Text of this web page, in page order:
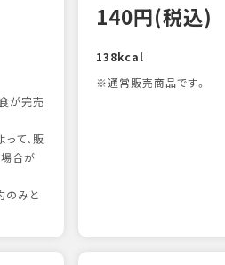
が完売
て、販
合が
のみと
140円(税込)
138kcal
※通常販売商品です。